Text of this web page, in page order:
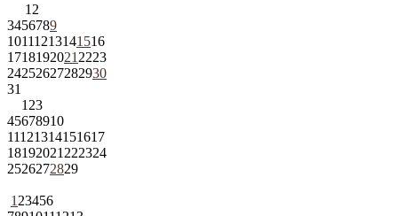
1 2
3456789
10111213141516
1718192021 2223
24252627282930
31
1 23
45678910
11121314151617
18192021 222324
2526272829
1 23456